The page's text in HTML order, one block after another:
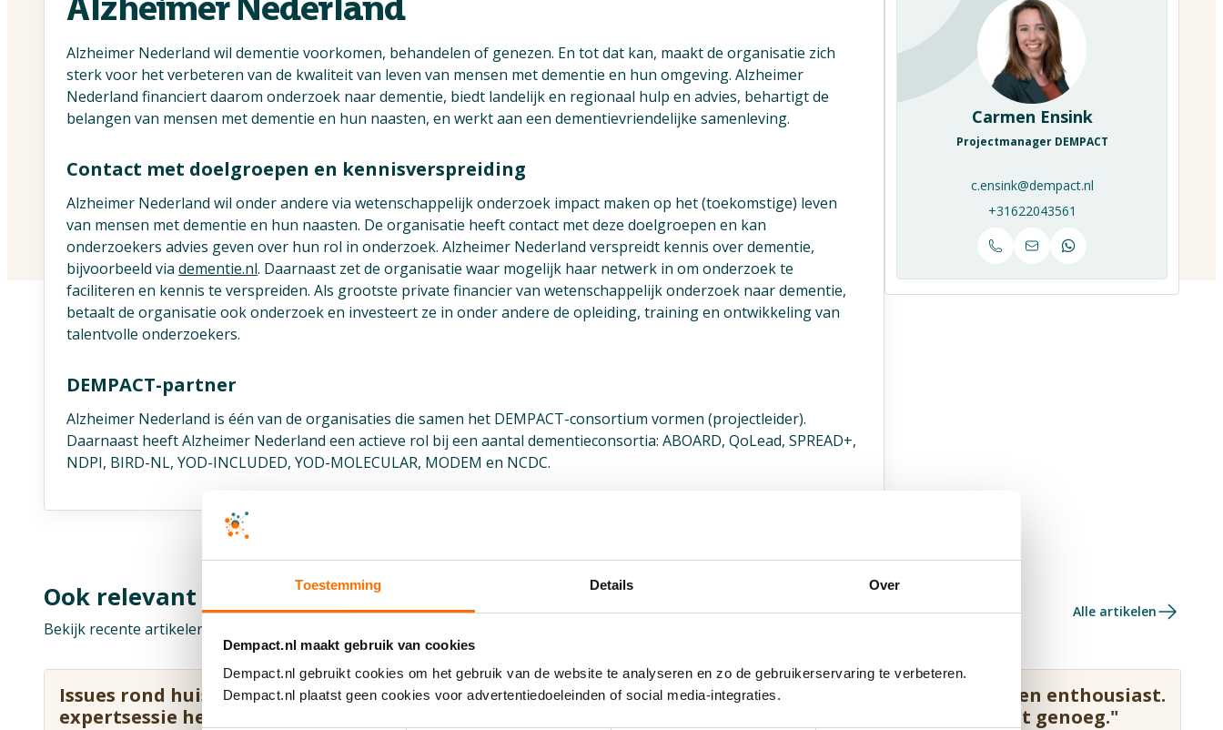
Toestemming Details Over
Dempact.nl maakt gebruik van cookies
Dempact.nl gebruikt cookies om het gebruik van de website te analyseren en zo de gebruikerservaring te verbeteren.
Dempact.nl plaatst geen cookies voor advertentiedoeleinden of social media-integraties.
Alzheimer Nederland wil dementie voorkomen, behandelen of genezen. En tot dat kan, maakt de organisatie zich
sterk voor het verbeteren van de kwaliteit van leven van mensen met dementie en hun omgeving. Alzheimer
Nederland financiert daarom onderzoek naar dementie, biedt landelijk en regionaal hulp en advies, behartigt de
belangen van mensen met dementie en hun naasten, en werkt aan een dementievriendelijke samenleving.
Contact met doelgroepen en kennisverspreiding
Alzheimer Nederland wil onder andere via wetenschappelijk onderzoek impact maken op het (toekomstige) leven
van mensen met dementie en hun naasten. De organisatie heeft contact met deze doelgroepen en kan
onderzoekers advies geven over hun rol in onderzoek. Alzheimer Nederland verspreidt kennis over dementie,
bijvoorbeeld via dementie.nl. Daarnaast zet de organisatie waar mogelijk haar netwerk in om onderzoek te
faciliteren en kennis te verspreiden. Als grootste private financier van wetenschappelijk onderzoek naar dementie,
betaalt de organisatie ook onderzoek en investeert ze in onder andere de opleiding, training en ontwikkeling van
talentvolle onderzoekers.
DEMPACT-partner
Alzheimer Nederland is één van de organisaties die samen het DEMPACT-consortium vormen (projectleider).
Daarnaast heeft Alzheimer Nederland een actieve rol bij een aantal dementieconsortia: ABOARD, QoLead, SPREAD+,
NDPI, BIRD-NL, YOD-INCLUDED, YOD-MOLECULAR, MODEM en NCDC.
Carmen Ensink
Projectmanager DEMPACT
c.ensink@dempact.nl
+31622043561
Ook relevant voor jou
Bekijk recente artikelen
Alle artikelen
Issues rond huisartsendata:
expertsessie helpt
"Een dag meelopen geeft enorm
"Op inhoud is iedereen enthousiast.
Maar soms is dat niet genoeg."